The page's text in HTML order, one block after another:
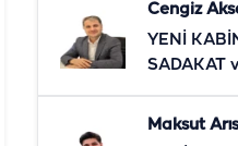
Cengiz
YENİ
SADAKAT
Maksut